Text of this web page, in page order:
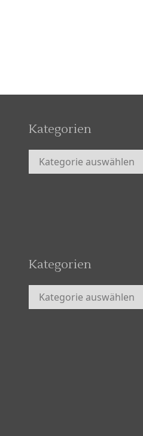
Kategorien
Kategorien
Kategorien
Kategorien